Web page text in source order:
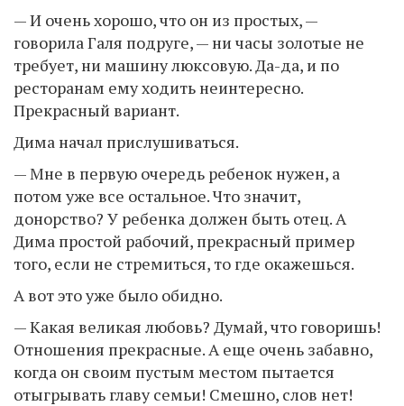
— И очень хорошо, что он из простых, —
говорила Галя подруге, — ни часы золотые не
требует, ни машину люксовую. Да-да, и по
ресторанам ему ходить неинтересно.
Прекрасный вариант.
Дима начал прислушиваться.
— Мне в первую очередь ребенок нужен, а
потом уже все остальное. Что значит,
донорство? У ребенка должен быть отец. А
Дима простой рабочий, прекрасный пример
того, если не стремиться, то где окажешься.
А вот это уже было обидно.
— Какая великая любовь? Думай, что говоришь!
Отношения прекрасные. А еще очень забавно,
когда он своим пустым местом пытается
отыгрывать главу семьи! Смешно, слов нет!